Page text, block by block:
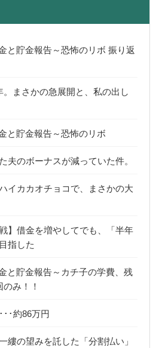
貯金報告～恐怖のリボ 振り返
まさかの急展開と、私の出し
貯金報告～恐怖のリボ
夫のボーナスが減っていた件。
イカカオチョコで、まさかの大
】借金を増やしてでも、「半年
指した
貯金報告～カチ子の学費、残
み！！
･･約86万円
縷の望みを託した「分割払い」